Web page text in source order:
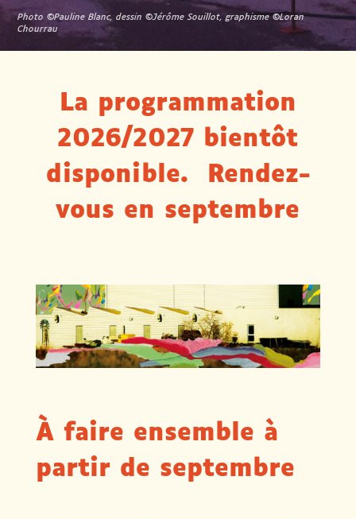
Photo ©Pauline Blanc, dessin ©Jérôme Souillot, graphisme ©Loran
Chourrau
La programmation
2026/2027 bientôt
disponible. Rendez-
vous en septembre
À faire ensemble à
partir de septembre